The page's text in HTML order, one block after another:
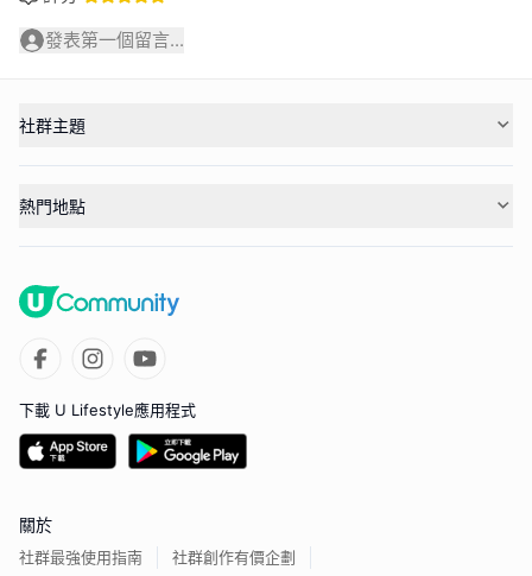
發表第一個留言...
社群主題
熱門地點
下載 U Lifestyle應用程式
關於
社群最強使用指南 社群創作有價企劃